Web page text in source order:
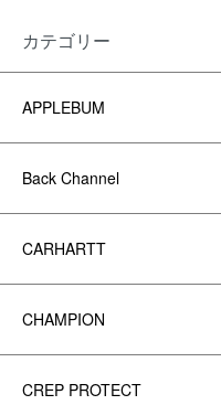
カテゴリー
APPLEBUM
Back Channel
CARHARTT
CHAMPION
CREP PROTECT